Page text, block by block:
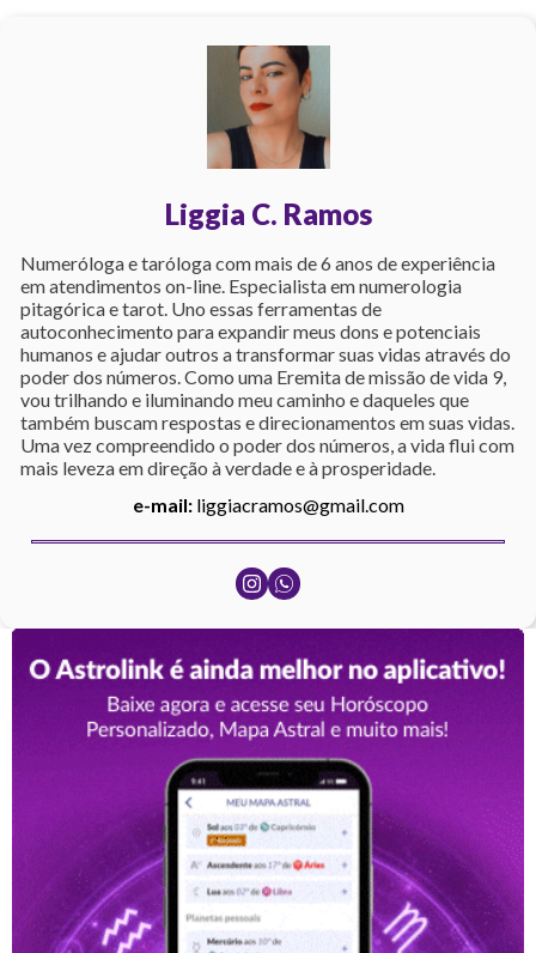
Liggia C. Ramos
Numeróloga e taróloga com mais de 6 anos de experiência
em atendimentos on-line. Especialista em numerologia
pitagórica e tarot. Uno essas ferramentas de
autoconhecimento para expandir meus dons e potenciais
humanos e ajudar outros a transformar suas vidas através do
poder dos números. Como uma Eremita de missão de vida 9,
vou trilhando e iluminando meu caminho e daqueles que
também buscam respostas e direcionamentos em suas vidas.
Uma vez compreendido o poder dos números, a vida flui com
mais leveza em direção à verdade e à prosperidade.
e-mail: liggiacramos@gmail.com